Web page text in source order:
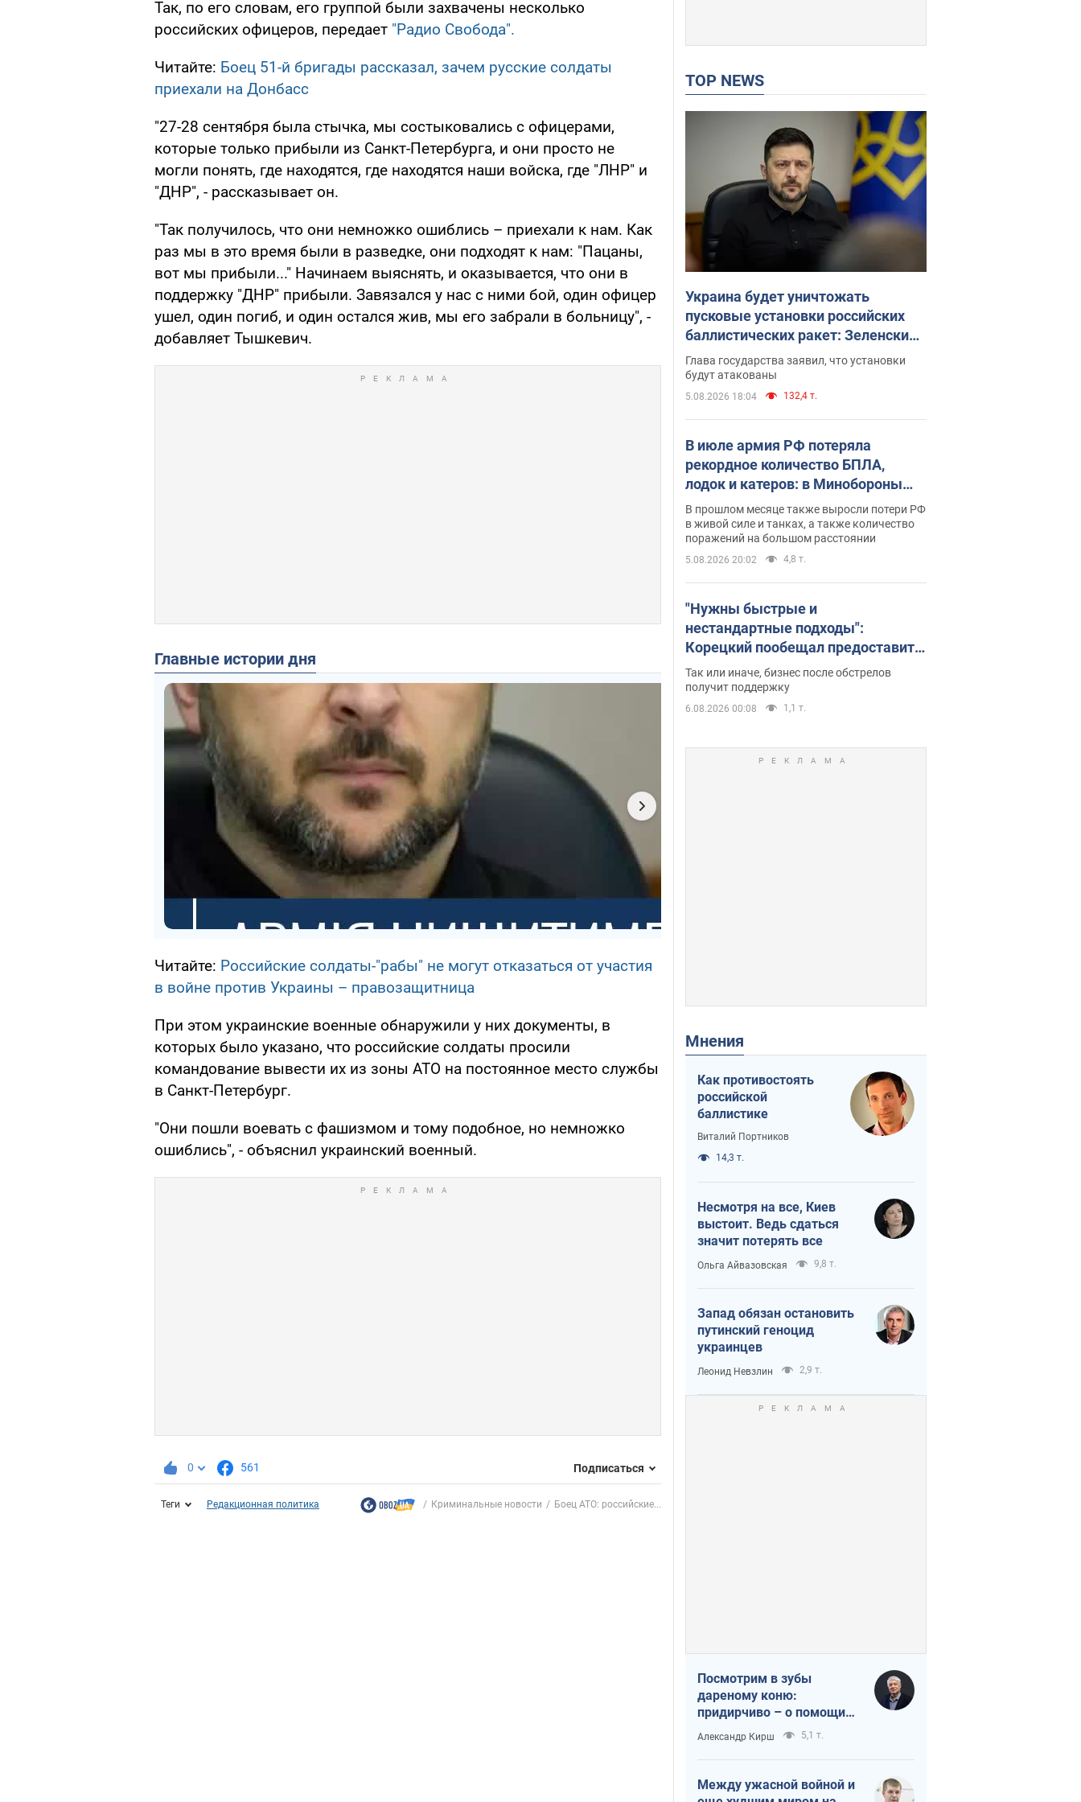
Так, по его словам, его группой были захвачены несколько
российских офицеров, передает "Радио Свобода".
Читайте: Боец 51-й бригады рассказал, зачем русские солдаты
приехали на Донбасс
"27-28 сентября была стычка, мы состыковались с офицерами,
которые только прибыли из Санкт-Петербурга, и они просто не
могли понять, где находятся, где находятся наши войска, где "ЛНР" и
"ДНР", - рассказывает он.
"Так получилось, что они немножко ошиблись – приехали к нам. Как
раз мы в это время были в разведке, они подходят к нам: "Пацаны,
вот мы прибыли..." Начинаем выяснять, и оказывается, что они в
поддержку "ДНР" прибыли. Завязался у нас с ними бой, один офицер
ушел, один погиб, и один остался жив, мы его забрали в больницу", -
добавляет Тышкевич.
Главные истории дня
Читайте: Российские солдаты-"рабы" не могут отказаться от участия
в войне против Украины – правозащитница
При этом украинские военные обнаружили у них документы, в
которых было указано, что российские солдаты просили
командование вывести их из зоны АТО на постоянное место службы
в Санкт-Петербург.
"Они пошли воевать с фашизмом и тому подобное, но немножко
ошиблись", - объяснил украинский военный.
0 561 Подписаться
Теги Редакционная политика Криминальные новости Боец АТО: российские...
TOP NEWS
Украина будет уничтожать
пусковые установки российских
баллистических ракет: Зеленский
провел заседание СНБО
Глава государства заявил, что установки
будут атакованы
5.08.2026 18:04 132,4 т.
В июле армия РФ потеряла
рекордное количество БПЛА,
лодок и катеров: в Минобороны
обнародовали статистику
В прошлом месяце также выросли потери РФ
в живой силе и танках, а также количество
поражений на большом расстоянии
5.08.2026 20:02 4,8 т.
"Нужны быстрые и
нестандартные подходы":
Корецкий пообещал предоставить
бизнесу приоритетный доступ к
имеющимся складским
помещениям
Так или иначе, бизнес после обстрелов
получит поддержку
6.08.2026 00:08 1,1 т.
Мнения
Как противостоять
российской
баллистике
Виталий Портников
14,3 т.
Несмотря на все, Киев
выстоит. Ведь сдаться
значит потерять все
Ольга Айвазовская 9,8 т.
Запад обязан остановить
путинский геноцид
украинцев
Леонид Невзлин 2,9 т.
Посмотрим в зубы
дареному коню:
придирчиво – о помощи
Украине
Александр Кирш 5,1 т.
Между ужасной войной и